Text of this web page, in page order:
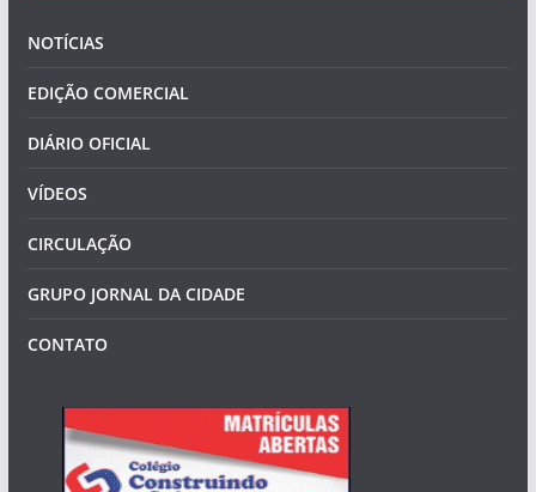
NOTÍCIAS
EDIÇÃO COMERCIAL
DIÁRIO OFICIAL
VÍDEOS
CIRCULAÇÃO
GRUPO JORNAL DA CIDADE
CONTATO